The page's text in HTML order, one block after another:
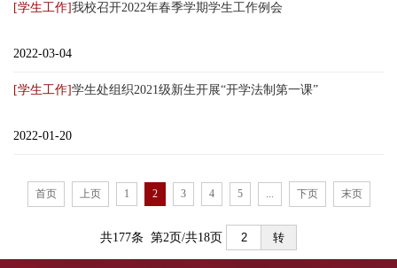
[学生工作]我校召开2022年春季学期学生工作例会
2022-03-04
[学生工作]学生处组织2021级新生开展“开学法制第一课”
2022-01-20
首页 上页 1 2 3 4 5 ... 下页 末页
共177条 第2页/共18页 转